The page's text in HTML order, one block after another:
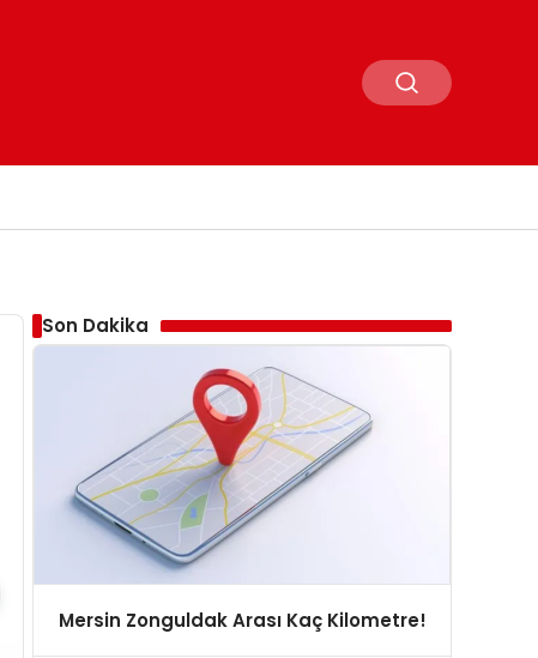
Son Dakika
Mersin Zonguldak Arası Kaç Kilometre!